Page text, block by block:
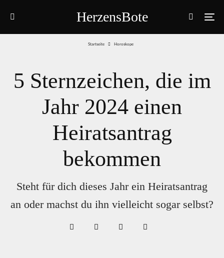
HerzensBote
Startseite Horoskope
5 Sternzeichen, die im
Jahr 2024 einen
Heiratsantrag
bekommen
Steht für dich dieses Jahr ein Heiratsantrag
an oder machst du ihn vielleicht sogar selbst?